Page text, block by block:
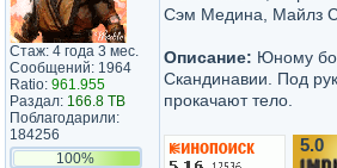
Стаж: 4 года 3 мес.
Сообщений: 1964
Ratio: 961.955
Раздал: 166.8 TB
Поблагодарили:
184256
100%
Сэм Медина, Майлз
Описание: Юному
Скандинавии. Под
прокачают тело.
5.0